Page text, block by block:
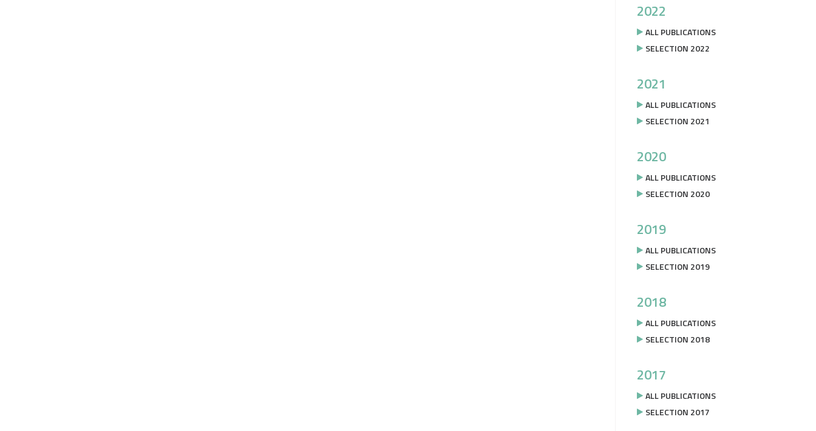
2022
ALL PUBLICATIONS
SELECTION 2022
2021
ALL PUBLICATIONS
SELECTION 2021
2020
ALL PUBLICATIONS
SELECTION 2020
2019
ALL PUBLICATIONS
SELECTION 2019
2018
ALL PUBLICATIONS
SELECTION 2018
2017
ALL PUBLICATIONS
SELECTION 2017